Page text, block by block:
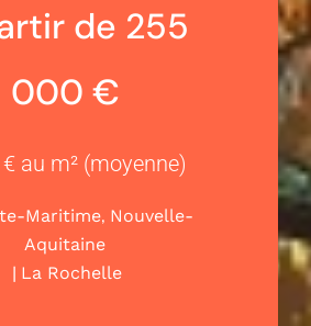
de 255
000 €
au m² (moyenne)
Maritime, Nouvelle-
Aquitaine
| La Rochelle